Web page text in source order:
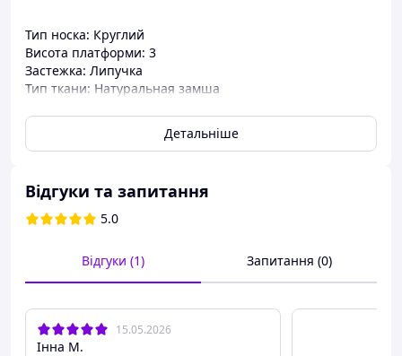
Тип носка: Круглий
Висота платформи: 3
Застежка: Липучка
Тип ткани: Натуральная замша
Країна-виробник: Китай
Каблук/Подошва: Платформа
Колір: Бежевий
Тип взуття: Босоніжки
Детальніше
Відгуки та запитання
5.0
Відгуки (1) Запитання (0)
15.05.2026
Інна М.